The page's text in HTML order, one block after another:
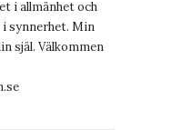
i allmänhet och
synnerhet. Min
själ. Välkommen